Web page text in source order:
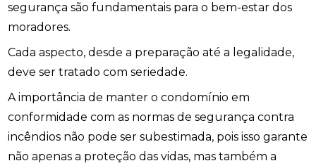
segurança são fundamentais para o bem-estar dos
moradores.
Cada aspecto, desde a preparação até a legalidade,
deve ser tratado com seriedade.
A importância de manter o condomínio em
conformidade com as normas de segurança contra
incêndios não pode ser subestimada, pois isso garante
não apenas a proteção das vidas, mas também a